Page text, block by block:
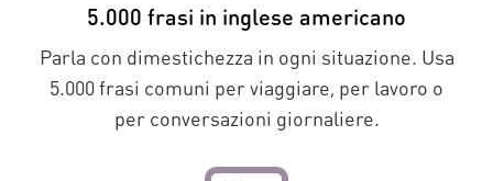
5.000 frasi in inglese americano
Parla con dimestichezza in ogni situazione. Usa
5.000 frasi comuni per viaggiare, per lavoro o
per conversazioni giornaliere.